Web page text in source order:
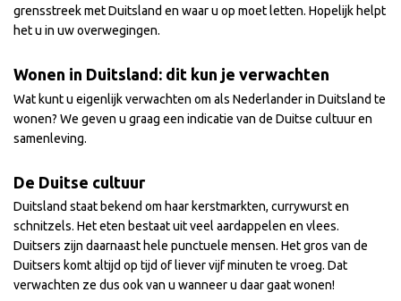
grensstreek met Duitsland en waar u op moet letten. Hopelijk helpt
het u in uw overwegingen.
Wonen in Duitsland: dit kun je verwachten
Wat kunt u eigenlijk verwachten om als Nederlander in Duitsland te
wonen? We geven u graag een indicatie van de Duitse cultuur en
samenleving.
De Duitse cultuur
Duitsland staat bekend om haar kerstmarkten, currywurst en
schnitzels. Het eten bestaat uit veel aardappelen en vlees.
Duitsers zijn daarnaast hele punctuele mensen. Het gros van de
Duitsers komt altijd op tijd of liever vijf minuten te vroeg. Dat
verwachten ze dus ook van u wanneer u daar gaat wonen!